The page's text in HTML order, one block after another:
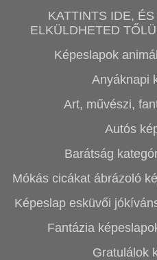
KATTINTS IDE,
ELKÜLDHETED
Képeslapok
Anyáknapi
Art, művészi,
Autós
Barátság
Mókás cicákat ábrázoló
Képeslap esküvői
Fantázia
Gratulálok